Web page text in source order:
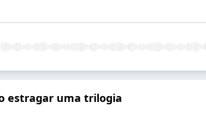
estragar uma trilogia